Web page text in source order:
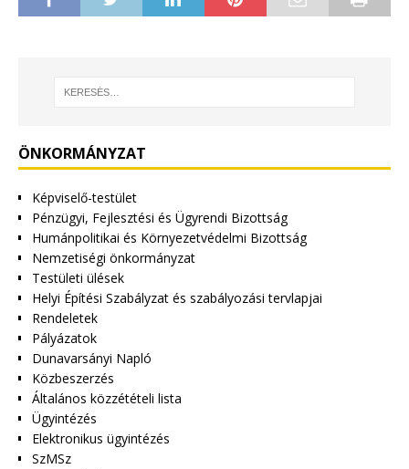
ÖNKORMÁNYZAT
Képviselő-testület
Pénzügyi, Fejlesztési és Ügyrendi Bizottság
Humánpolitikai és Környezetvédelmi Bizottság
Nemzetiségi önkormányzat
Testületi ülések
Helyi Építési Szabályzat és szabályozási tervlapjai
Rendeletek
Pályázatok
Dunavarsányi Napló
Közbeszerzés
Általános közzétételi lista
Ügyintézés
Elektronikus ügyintézés
SzMSz